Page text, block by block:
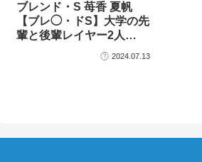
ブレンド・S 苺香 夏帆
【ブレ◯・ドS】大学の先
輩と後輩レイヤー2人…
2024.07.13